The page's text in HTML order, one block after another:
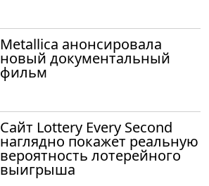
Metallica анонсировала
новый документальный
фильм
Сайт Lottery Every Second
наглядно покажет реальную
вероятность лотерейного
выигрыша